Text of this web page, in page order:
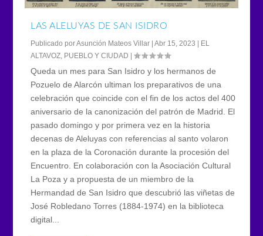
LAS ALELUYAS DE SAN ISIDRO
Publicado porAsunción Mateos Villar |Abr 15, 2023
EL
ALTAVOZ, PUEBLO Y CIUDAD |
Queda un mes para San Isidro y los hermanos de
Pozuelo de Alarcón ultiman los preparativos de una
celebración que coincide con el fin de los actos del 400
aniversario de la canonización del patrón de Madrid. El
pasado domingo y por primera vez en la historia
decenas de Aleluyas con referencias al santo volaron
en la plaza de la Coronación durante la procesión del
Encuentro. En colaboración con la Asociación Cultural
La Poza y a propuesta de un miembro de la
Hermandad de San Isidro que descubrió las viñetas de
José Robledano Torres (1884-1974) en la biblioteca
digital...